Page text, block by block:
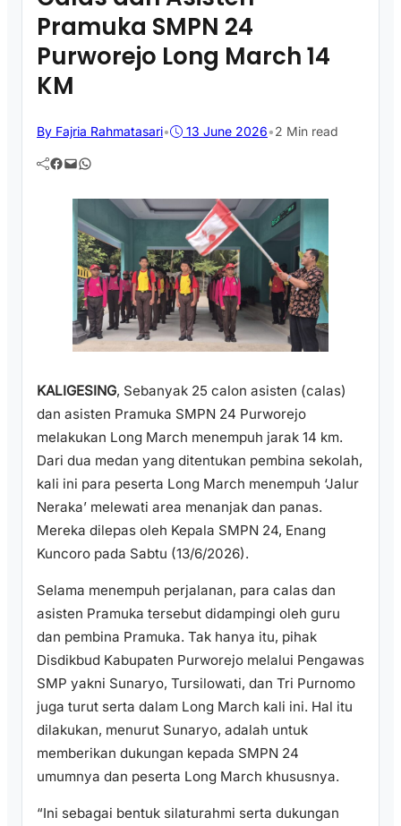
Pramuka SMPN 24
Purworejo Long March 14
KM
By Fajria Rahmatasari• 13 June 2026•2 Min read
Facebook Mail WhatsApp
KALIGESING, Sebanyak 25 calon asisten (calas)
dan asisten Pramuka SMPN 24 Purworejo
melakukan Long March menempuh jarak 14 km.
Dari dua medan yang ditentukan pembina sekolah,
kali ini para peserta Long March menempuh ‘Jalur
Neraka’ melewati area menanjak dan panas.
Mereka dilepas oleh Kepala SMPN 24, Enang
Kuncoro pada Sabtu (13/6/2026).
Selama menempuh perjalanan, para calas dan
asisten Pramuka tersebut didampingi oleh guru
dan pembina Pramuka. Tak hanya itu, pihak
Disdikbud Kabupaten Purworejo melalui Pengawas
SMP yakni Sunaryo, Tursilowati, dan Tri Purnomo
juga turut serta dalam Long March kali ini. Hal itu
dilakukan, menurut Sunaryo, adalah untuk
memberikan dukungan kepada SMPN 24
umumnya dan peserta Long March khususnya.
“Ini sebagai bentuk silaturahmi serta dukungan